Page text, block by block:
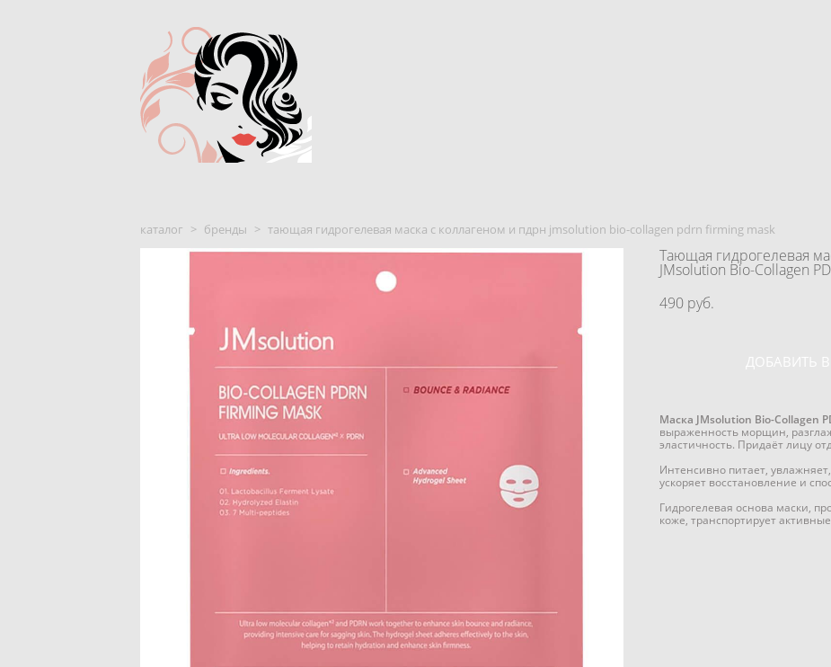
каталог > бренды > тающая гидрогелевая маска с коллагеном и пдрн jmsolution bio-collagen pdrn firming mask
Тающая гидрогелевая
JMsolution Bio-Collagen
490 pуб.
ДОБАВИТЬ
Маска JMsolution Bio-Collagen
выраженность морщин,
эластичность. Придаёт лицу
Интенсивно питает,
ускоряет восстановление и
Гидрогелевая основа маски,
коже, транспортирует